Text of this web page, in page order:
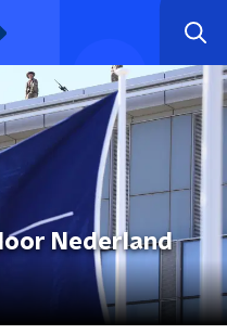
Nederland